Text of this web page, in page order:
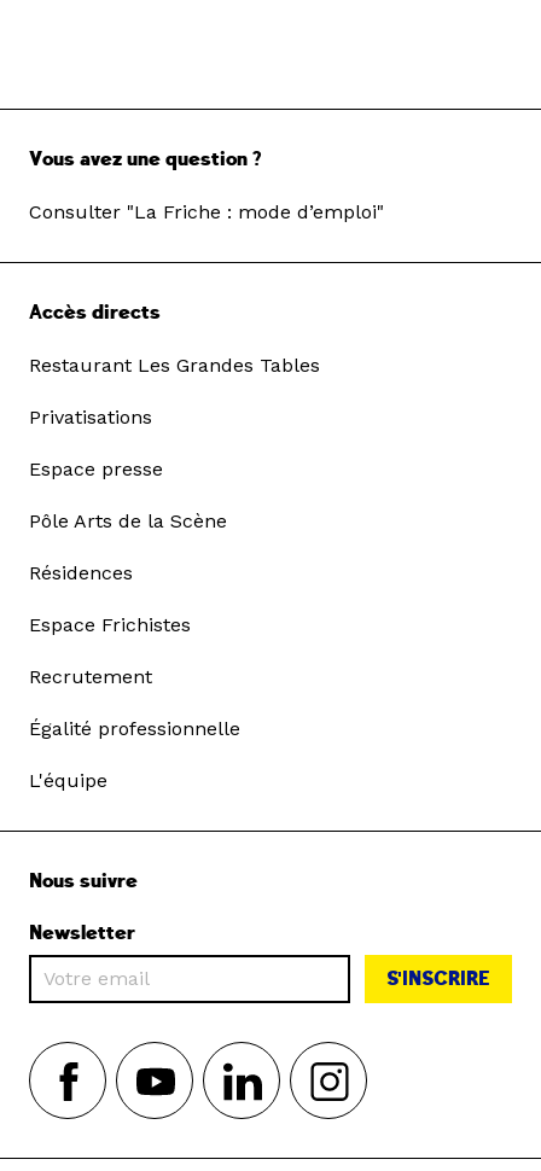
Vous avez une question ?
Consulter "La Friche : mode d’emploi"
Accès directs
Restaurant Les Grandes Tables
Privatisations
Espace presse
Pôle Arts de la Scène
Résidences
Espace Frichistes
Recrutement
Égalité professionnelle
L'équipe
Nous suivre
Newsletter
S'INSCRIRE